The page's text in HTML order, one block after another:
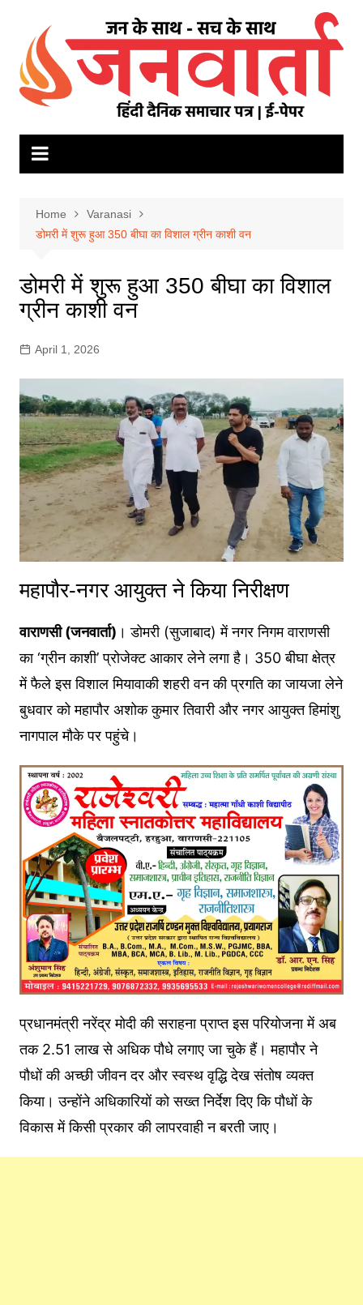
content
Home
Varanasi
डोमरी में शुरू हुआ 350 बीघा का विशाल ग्रीन काशी वन
डोमरी में शुरू हुआ 350 बीघा का विशाल
ग्रीन काशी वन
April 1, 2026
महापौर-नगर आयुक्त ने किया निरीक्षण
वाराणसी (जनवार्ता) । डोमरी (सुजाबाद) में नगर निगम वाराणसी
का ‘ग्रीन काशी’ प्रोजेक्ट आकार लेने लगा है। 350 बीघा क्षेत्र
में फैले इस विशाल मियावाकी शहरी वन की प्रगति का जायजा लेने
बुधवार को महापौर अशोक कुमार तिवारी और नगर आयुक्त हिमांशु
नागपाल मौके पर पहुंचे।
प्रधानमंत्री नरेंद्र मोदी की सराहना प्राप्त इस परियोजना में अब
तक 2.51 लाख से अधिक पौधे लगाए जा चुके हैं। महापौर ने
पौधों की अच्छी जीवन दर और स्वस्थ वृद्धि देख संतोष व्यक्त
किया। उन्होंने अधिकारियों को सख्त निर्देश दिए कि पौधों के
विकास में किसी प्रकार की लापरवाही न बरती जाए।